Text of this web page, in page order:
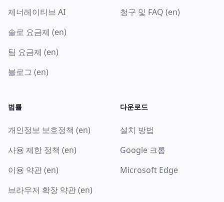
제너레이티브 AI
솔로 요금제 (en)
팀 요금제 (en)
블로그 (en)
청구 및 FAQ (en)
법률
개인정보 보호정책 (en)
사용 제한 정책 (en)
이용 약관 (en)
브라우저 확장 약관 (en)
다운로드
설치 방법
Google 크롬
Microsoft Edge